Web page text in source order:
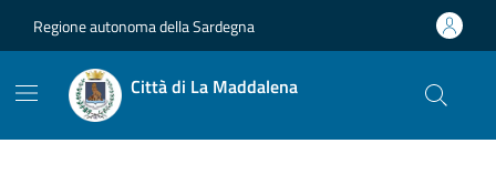
Regione autonoma della Sardegna
Città di La Maddalena